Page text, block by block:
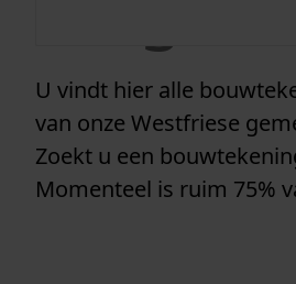
U vindt hier alle
van onze Westfriese
Zoekt u een
Momenteel is ruim 75%